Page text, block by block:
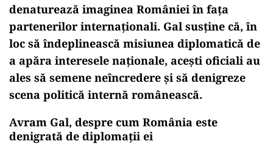
denaturează imaginea României în fața
partenerilor internaționali. Gal susține că, în
loc să îndeplinească misiunea diplomatică de
a apăra interesele naționale, acești oficiali au
ales să semene neîncredere și să denigreze
scena politică internă românească.
Avram Gal, despre cum România este
denigrată de diplomații ei